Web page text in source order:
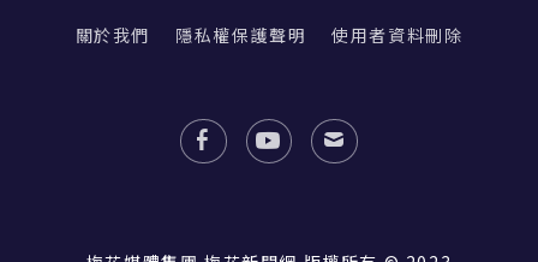
關於我們 隱私權保護聲明 使用者資料刪除